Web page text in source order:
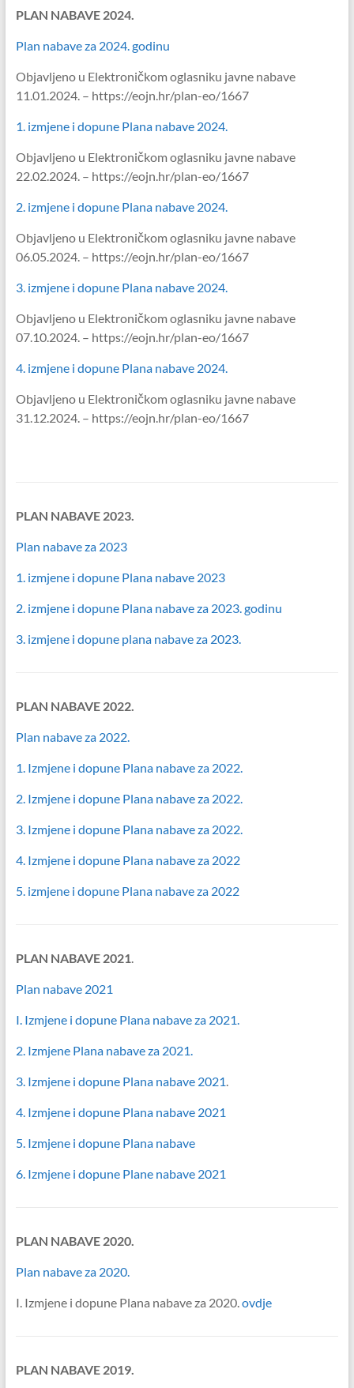
PLAN NABAVE 2024.
Plan nabave za 2024. godinu
Objavljeno u Elektroničkom oglasniku javne nabave
11.01.2024. – https://eojn.hr/plan-eo/1667
1. izmjene i dopune Plana nabave 2024.
Objavljeno u Elektroničkom oglasniku javne nabave
22.02.2024. – https://eojn.hr/plan-eo/1667
2. izmjene i dopune Plana nabave 2024.
Objavljeno u Elektroničkom oglasniku javne nabave
06.05.2024. – https://eojn.hr/plan-eo/1667
3. izmjene i dopune Plana nabave 2024.
Objavljeno u Elektroničkom oglasniku javne nabave
07.10.2024. – https://eojn.hr/plan-eo/1667
4. izmjene i dopune Plana nabave 2024.
Objavljeno u Elektroničkom oglasniku javne nabave
31.12.2024. – https://eojn.hr/plan-eo/1667
PLAN NABAVE 2023.
Plan nabave za 2023
1. izmjene i dopune Plana nabave 2023
2. izmjene i dopune Plana nabave za 2023. godinu
3. izmjene i dopune plana nabave za 2023.
PLAN NABAVE 2022.
Plan nabave za 2022.
1. Izmjene i dopune Plana nabave za 2022.
2. Izmjene i dopune Plana nabave za 2022.
3. Izmjene i dopune Plana nabave za 2022.
4. Izmjene i dopune Plana nabave za 2022
5. izmjene i dopune Plana nabave za 2022
PLAN NABAVE 2021.
Plan nabave 2021
I. Izmjene i dopune Plana nabave za 2021.
2. Izmjene Plana nabave za 2021.
3. Izmjene i dopune Plana nabave 2021.
4. Izmjene i dopune Plana nabave 2021
5. Izmjene i dopune Plana nabave
6. Izmjene i dopune Plane nabave 2021
PLAN NABAVE 2020.
Plan nabave za 2020.
I. Izmjene i dopune Plana nabave za 2020.ovdje
PLAN NABAVE 2019.